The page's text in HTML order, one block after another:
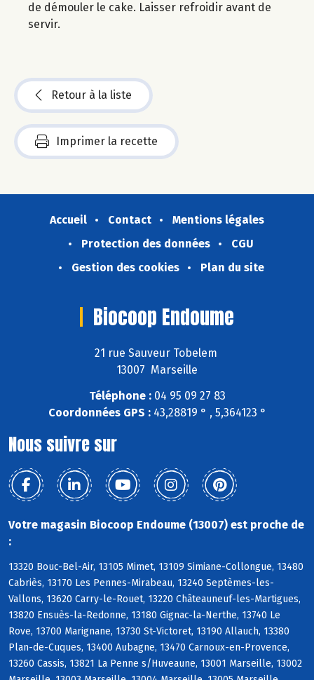
de démouler le cake. Laisser refroidir avant de
servir.
Retour à la liste
Imprimer la recette
Accueil Contact
Mentions légales
Protection des données
CGU
Gestion des cookies
Plan du site
Biocoop Endoume
21 rue Sauveur Tobelem
13007 Marseille
Téléphone :04 95 09 27 83
Coordonnées GPS :43,28819 ° , 5,364123 °
Nous suivre sur
Votre magasin Biocoop Endoume (13007) est proche de
:
13320 Bouc-Bel-Air, 13105 Mimet, 13109 Simiane-Collongue, 13480
Cabriès, 13170 Les Pennes-Mirabeau, 13240 Septèmes-les-
Vallons, 13620 Carry-le-Rouet, 13220 Châteauneuf-les-Martigues,
13820 Ensuès-la-Redonne, 13180 Gignac-la-Nerthe, 13740 Le
Rove, 13700 Marignane, 13730 St-Victoret, 13190 Allauch, 13380
Plan-de-Cuques, 13400 Aubagne, 13470 Carnoux-en-Provence,
13260 Cassis, 13821 La Penne s/Huveaune, 13001 Marseille, 13002